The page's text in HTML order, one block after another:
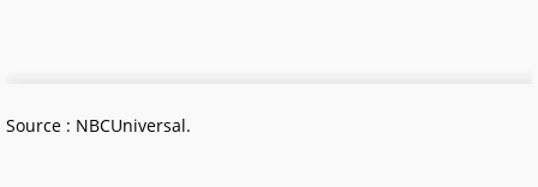
Source : NBCUniversal.